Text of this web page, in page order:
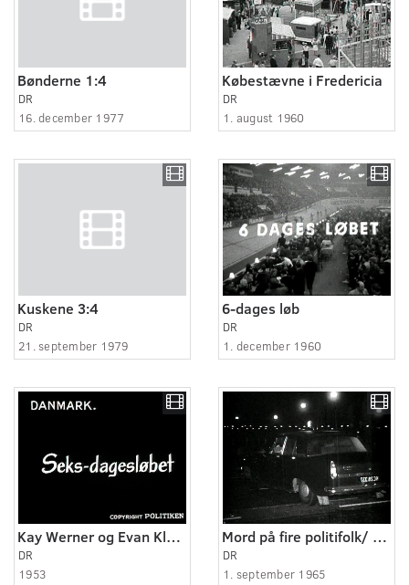
Bønderne 1:4
DR
16. december 1977
Købestævne i Fredericia
DR
1. august 1960
Kuskene 3:4
DR
21. september 1979
6-dages løb
DR
1. december 1960
Kay Werner og Evan Klamer i 6-dagesløb
DR
1953
Mord på fire politifolk/ Omkring den bestialske forbrydelse
DR
1. september 1965